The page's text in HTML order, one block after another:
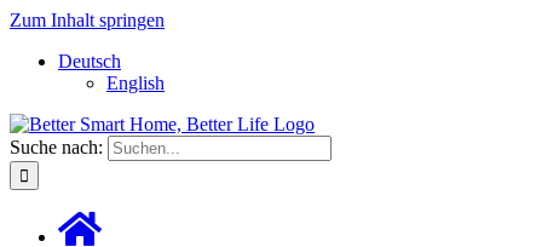
Zum Inhalt springen
Deutsch
English
Suche nach: